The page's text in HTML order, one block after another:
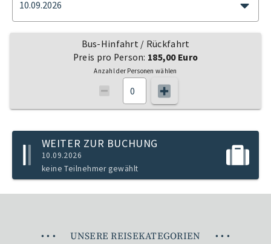
10.09.2026
Bus-Hinfahrt / Rückfahrt
Preis pro Person: 185,00 Euro
Anzahl der Personen wählen
WEITER ZUR BUCHUNG
10.09.2026
keine Teilnehmer gewählt
• • • UNSERE REISEKATEGORIEN • • •